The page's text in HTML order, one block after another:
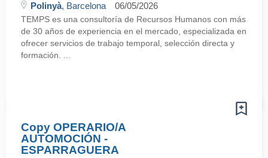
Polinyà, Barcelona 06/05/2026
TEMPS es una consultoría de Recursos Humanos con más
de 30 años de experiencia en el mercado, especializada en
ofrecer servicios de trabajo temporal, selección directa y
formación. ...
Copy OPERARIO/A
AUTOMOCIÓN -
ESPARRAGUERA